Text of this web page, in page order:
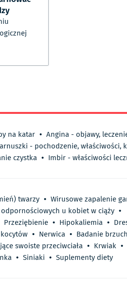
na katar • Angina - objawy,
- pochodzenie, właściwości,
czystka • Imbir - właściwości
twarzy • Wirusowe zapalenie
odpornościowych u kobiet w ciąży •
Przeziębienie • Hipokaliemia •
• Nerwica • Badanie
swoiste przeciwciała • Krwiak •
• Siniaki • Suplementy diety